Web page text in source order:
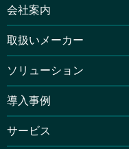
会社案内
取扱いメーカー
ソリューション
導入事例
サービス